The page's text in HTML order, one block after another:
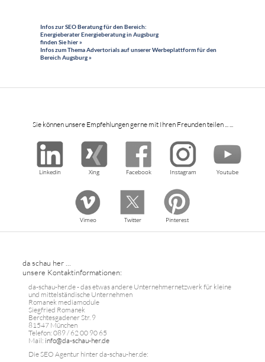
Infos zur SEO Beratung für den Bereich:
Energieberater Energieberatung in Augsburg
finden Sie hier »
Infos zum Thema Advertorials auf unserer Werbeplattform für den
Bereich Augsburg »
Sie können unsere Empfehlungen gerne mit Ihren Freunden teilen ... ...
Linkedin Xing Facebook Instagram Youtube
Vimeo Twitter Pinterest
da schau her ...
unsere Kontaktinformationen:
da-schau-her.de - das etwas andere Unternehmernetzwerk für kleine
und mittelständische Unternehmen
Romanek mediamodule
Siegfried Romanek
Berchtesgadener Str. 9
81547 München
Telefon: 089 / 62 00 90 65
Mail: info@da-schau-her.de
Die SEO Agentur hinter da-schau-her.de: